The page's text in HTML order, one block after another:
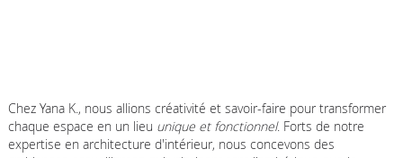
Chez Yana K., nous allions créativité et savoir-faire pour transformer
chaque espace en un lieu unique et fonctionnel. Forts de notre
expertise en architecture d'intérieur, nous concevons des